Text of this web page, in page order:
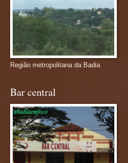
Região metropolitana da Badia
Bar central